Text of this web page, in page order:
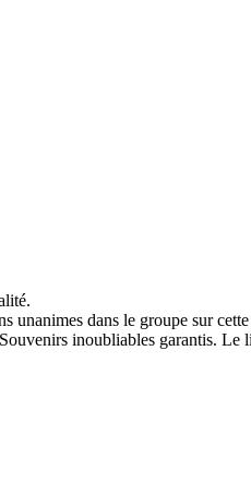
dans le groupe sur
inoubliables garantis. Le